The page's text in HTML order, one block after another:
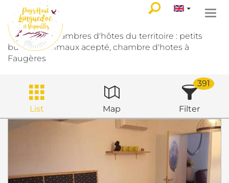
Toutes les chambres d'hôtes du territoire : petits
budgets, anmaux acepté, chambre d'hotes à
Faugères
List Map Filter
391